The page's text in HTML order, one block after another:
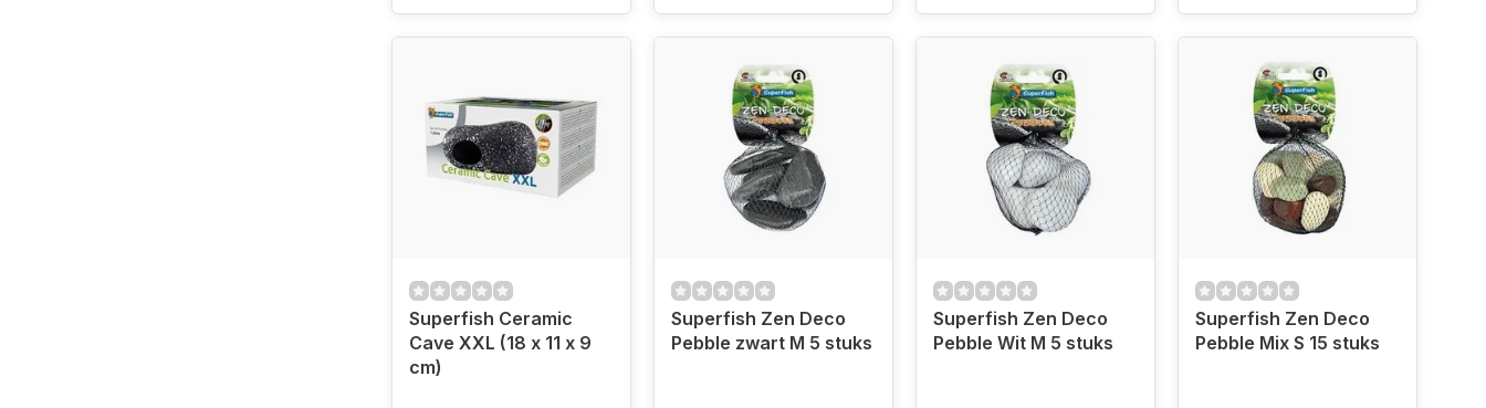
Superfish Ceramic
Cave XXL (18 x 11 x 9
cm)
Superfish Zen Deco
Pebble zwart M 5 stuks
Superfish Zen Deco
Pebble Wit M 5 stuks
Superfish Zen Deco
Pebble Mix S 15 stuks